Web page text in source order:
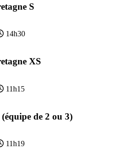
S
14h30
XS
11h15
de 2 ou 3)
11h19